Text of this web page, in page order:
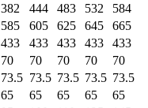
382 444 483 532
584
585 605 625 645
665
433 433 433 433
433
70 70 70 70
70
73.5 73.5 73.5 73.5 73.5
65 65 65 65
65